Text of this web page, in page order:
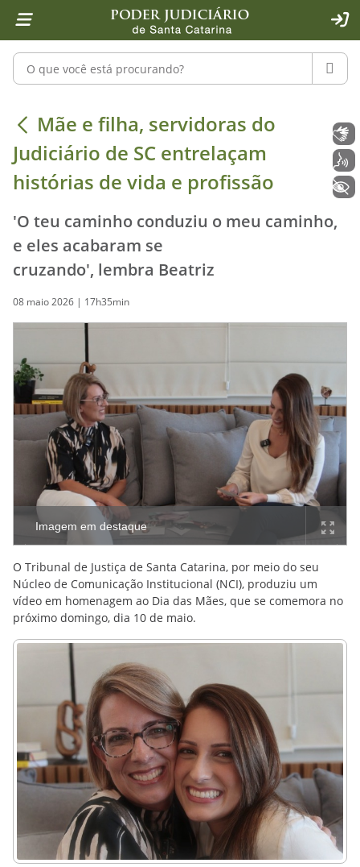
1 Ir para o conteúdo
2 Ir para a ferramenta de acessibilidade - Rybená
4 Ir para o menu principal
5 Ir para a pesquisa
6 Ir para o rodapé
7 Ir para a página inicial
Pesquisar no portal
Mãe e filha, servidoras do
Mãe e filha, servidoras do
Judiciário de SC entrelaçam
histórias de vida e profissão
'O teu caminho conduziu o meu caminho,
e eles acabaram se
cruzando', lembra Beatriz
08 maio 2026 | 17h35min
Imagem em destaque
O Tribunal de Justiça de Santa Catarina, por meio do seu
Núcleo de Comunicação Institucional (NCI), produziu um
vídeo em homenagem ao Dia das Mães, que se comemora no
próximo domingo, dia 10 de maio.
Libras
+ Acessibilidade